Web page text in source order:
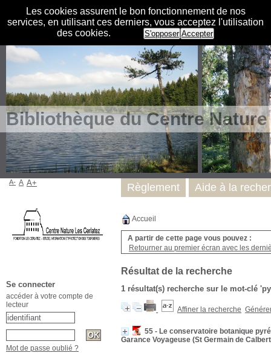
Les cookies assurent le bon fonctionnement de nos
services, en utilisant ces derniers, vous acceptez l'utilisation
des cookies.
S'opposer Accepter
Bibliothèque du Centre
Accueil
A partir de cette page vous pouvez :
Retourner au premier écran avec les
Résultat de la recherche
1 résultat(s) recherche sur le mot-clé
Affiner la recherche
55 - Le conservatoire botanique
Garance Voyageuse (St Germain de
Règlement Aide à la
A- A A+
Se connecter
accéder à votre compte de
lecteur
Mot de passe oublié ?